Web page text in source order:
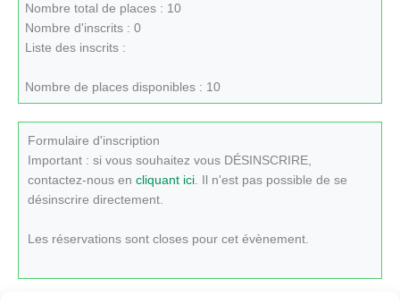
Nombre total de places : 10
Nombre d'inscrits : 0
Liste des inscrits :
Nombre de places disponibles : 10
Formulaire d'inscription
Important : si vous souhaitez vous DÉSINSCRIRE,
contactez-nous en cliquant ici. Il n'est pas possible de se
désinscrire directement.
Les réservations sont closes pour cet évènement.